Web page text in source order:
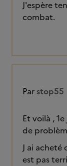
J'espère
combat.
Par stop55
Et voilà ,
de
J ai
est pas